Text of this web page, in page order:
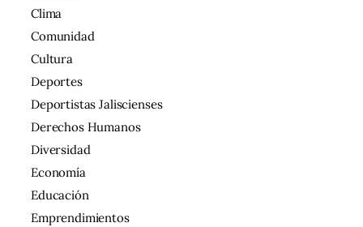
Clima
Comunidad
Cultura
Deportes
Deportistas Jaliscienses
Derechos Humanos
Diversidad
Economía
Educación
Emprendimientos